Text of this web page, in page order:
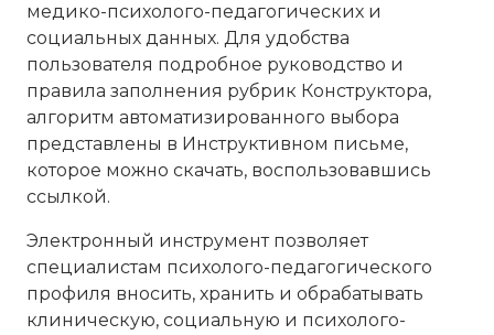
медико-психолого-педагогических и
социальных данных. Для удобства
пользователя подробное руководство и
правила заполнения рубрик Конструктора,
алгоритм автоматизированного выбора
представлены в Инструктивном письме,
которое можно скачать, воспользовавшись
ссылкой.
Электронный инструмент позволяет
специалистам психолого-педагогического
профиля вносить, хранить и обрабатывать
клиническую, социальную и психолого-